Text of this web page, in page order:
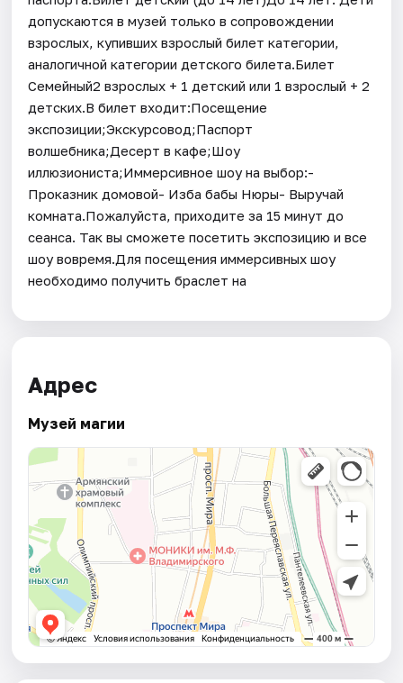
допускаются в музей только в сопровождении
взрослых, купивших взрослый билет категории,
аналогичной категории детского билета.Билет
Семейный2 взрослых + 1 детский или 1 взрослый + 2
детских.В билет входит:Посещение
экспозиции;Экскурсовод;Паспорт
волшебника;Десерт в кафе;Шоу
иллюзиониста;Иммерсивное шоу на выбор:-
Проказник домовой- Изба бабы Нюры- Выручай
комната.Пожалуйста, приходите за 15 минут до
сеанса. Так вы сможете посетить экспозицию и все
шоу вовремя.Для посещения иммерсивных шоу
необходимо получить браслет на
Адрес
Музей магии